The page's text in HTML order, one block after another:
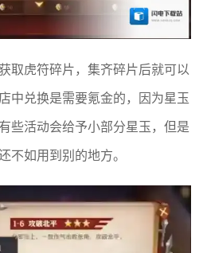
取虎符碎片，集齐碎片后就可以
中兑换是需要氪金的，因为星玉
些活动会给予小部分星玉，但是
不如用到别的地方。